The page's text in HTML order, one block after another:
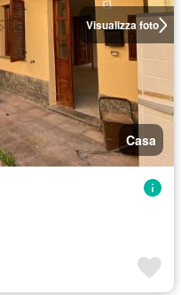
Visualizza foto
Casa